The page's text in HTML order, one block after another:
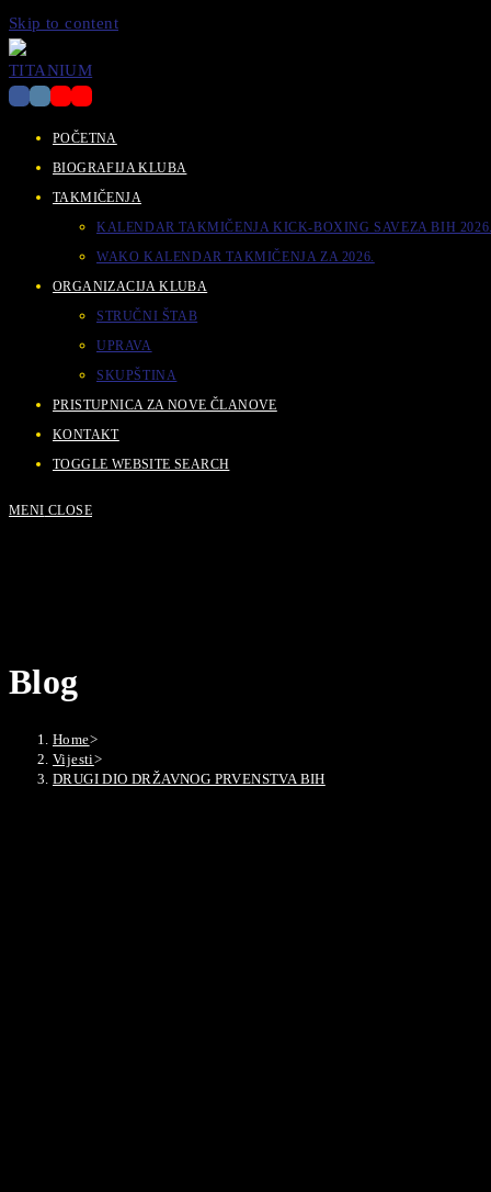
Skip to content
POČETNA
BIOGRAFIJA KLUBA
TAKMIČENJA
KALENDAR TAKMIČENJA KICK-BOXING SAVEZA BIH
WAKO KALENDAR TAKMIČENJA ZA 2026.
ORGANIZACIJA KLUBA
STRUČNI ŠTAB
UPRAVA
SKUPŠTINA
PRISTUPNICA ZA NOVE ČLANOVE
KONTAKT
TOGGLE WEBSITE SEARCH
MENI CLOSE
Blog
Home>
Vijesti>
DRUGI DIO DRŽAVNOG PRVENSTVA BIH